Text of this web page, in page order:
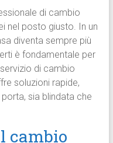
di cambio
nel posto giusto. In un
diventa sempre più
è fondamentale per
di cambio
soluzioni rapide,
sia blindata che
cambio